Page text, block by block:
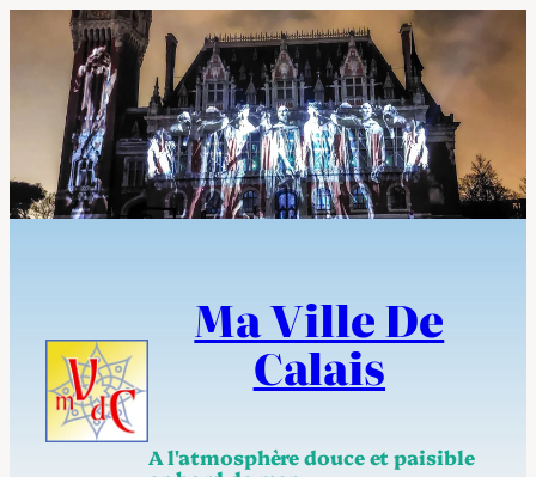
contenu
Ma Ville De
Calais
A l'atmosphère douce et paisible